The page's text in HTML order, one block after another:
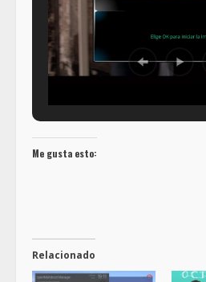
Me gusta esto:
Relacionado